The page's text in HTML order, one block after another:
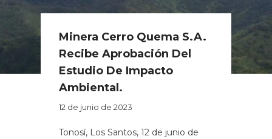
Minera Cerro Quema S.A.
Recibe Aprobación Del
Estudio De Impacto
Ambiental.
12 de junio de 2023
Tonosí, Los Santos, 12 de junio de